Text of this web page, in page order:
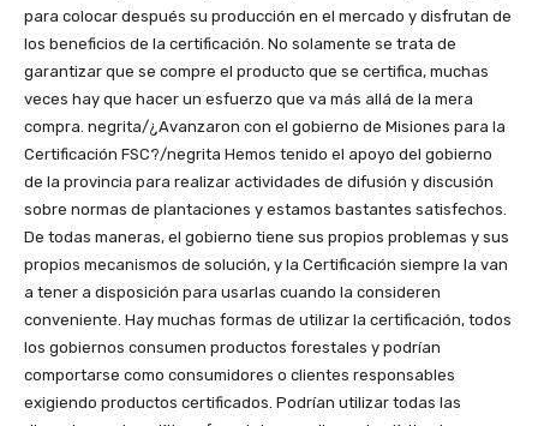
para colocar después su producción en el mercado y disfrutan de
los beneficios de la certificación. No solamente se trata de
garantizar que se compre el producto que se certifica, muchas
veces hay que hacer un esfuerzo que va más allá de la mera
compra. negrita/¿Avanzaron con el gobierno de Misiones para la
Certificación FSC?/negrita Hemos tenido el apoyo del gobierno
de la provincia para realizar actividades de difusión y discusión
sobre normas de plantaciones y estamos bastantes satisfechos.
De todas maneras, el gobierno tiene sus propios problemas y sus
propios mecanismos de solución, y la Certificación siempre la van
a tener a disposición para usarlas cuando la consideren
conveniente. Hay muchas formas de utilizar la certificación, todos
los gobiernos consumen productos forestales y podrían
comportarse como consumidores o clientes responsables
exigiendo productos certificados. Podrían utilizar todas las